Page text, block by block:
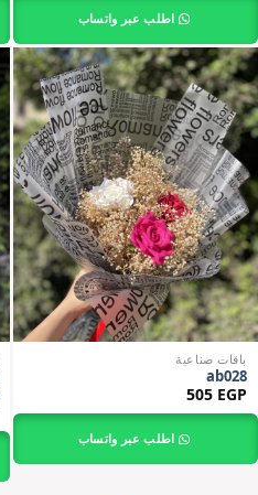
اطلب عبر واتساب
باقات صناعية
ab028
505 EGP
اطلب عبر واتساب